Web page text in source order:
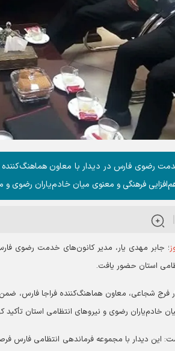
رضوی فارس در دیدار با معاون
فرهنگی و معنوی میان خادم‌یاران رضوی و
؛ جابر مهدی یار، مدیر کانون‌های خدمت رضوی
استان حضور یافت.
فرج شجاعی، معاون هماهنگ‌کننده فراجا فارس،
خادم‌یاران رضوی و نیروهای انتظامی استان تأکید
این دیدار با مجموعه فرماندهی انتظامی فارس